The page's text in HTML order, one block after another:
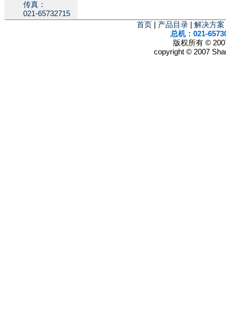
传真：
021-65732715
首页
产品目录 解决方案
总机：021-
版权所有 ©
copyright © 2007